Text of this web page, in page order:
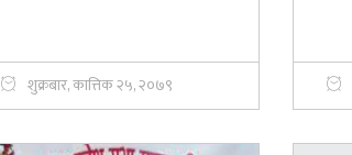
शुक्रबार, कात्तिक २५, २०७९